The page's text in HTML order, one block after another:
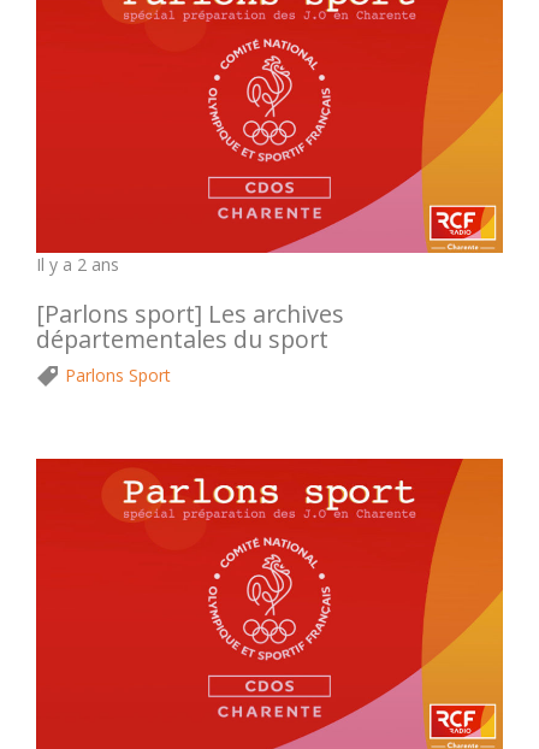
Il y a 2 ans
[Parlons sport] Les archives
départementales du sport
Parlons Sport